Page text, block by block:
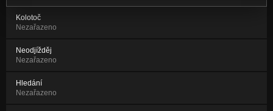
Kolotoč
Nezařazeno
Neodjížděj
Nezařazeno
Hledání
Nezařazeno